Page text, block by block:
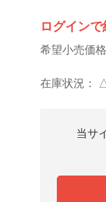
ログイン
希望小売価
在庫状況：
当サ